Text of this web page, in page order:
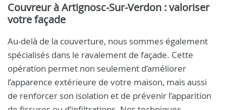
Couvreur à Artignosc‑Sur‑Verdon : valoriser
votre façade
Au-delà de la couverture, nous sommes également
spécialisés dans le ravalement de façade. Cette
opération permet non seulement d’améliorer
l’apparence extérieure de votre maison, mais aussi
de renforcer son isolation et de prévenir l’apparition